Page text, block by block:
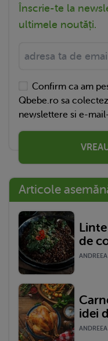
Înscrie-te la
ultimele noutăți.
Confirm ca am
Qbebe.ro sa
newslettere si e-
Articole
de
idei